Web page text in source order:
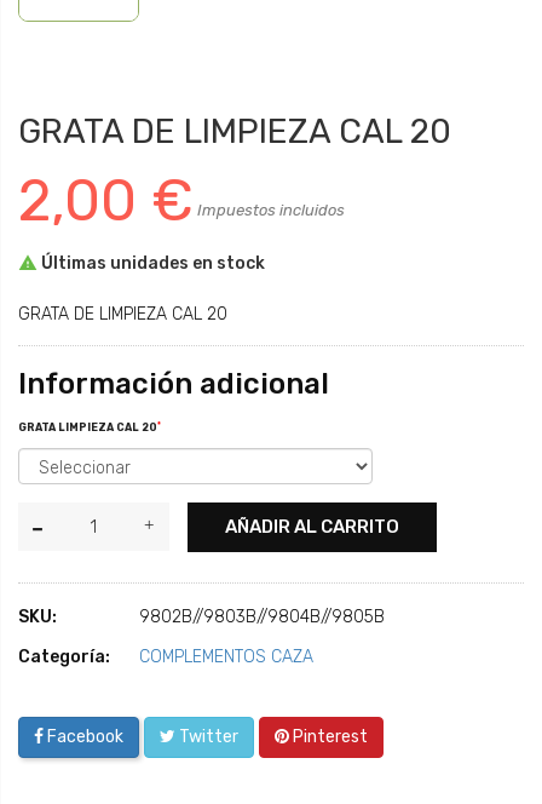
GRATA DE LIMPIEZA CAL 20
2,00 € Impuestos incluidos
 Últimas unidades en stock
GRATA DE LIMPIEZA CAL 20
Información adicional
GRATA LIMPIEZA CAL 20*
AÑADIR AL CARRITO
SKU:
9802B//9803B//9804B//9805B
Categoría:
COMPLEMENTOS CAZA
Facebook Twitter Pinterest